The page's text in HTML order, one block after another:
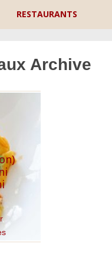
RESTAURANTS
Archive
,